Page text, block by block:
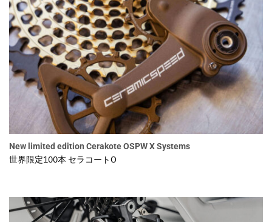
New limited edition Cerakote OSPW X Systems
世界限定100本 セラコートO